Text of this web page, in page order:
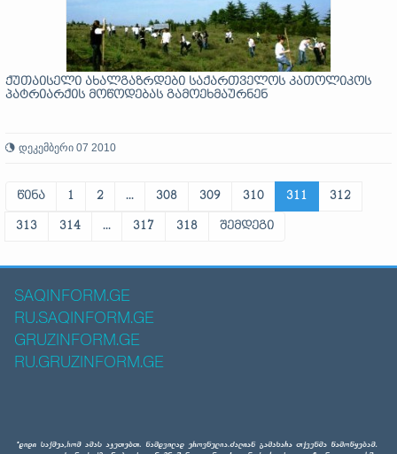
ქუთაისელი ახალგაზრდები საქართველოს კათოლიკოს
პატრიარქის მოწოდებას გამოეხმაურნენ
დეკემბერი 07 2010
წინა 1 2 ... 308 309 310 311 312
313 314 ... 317 318 შემდეგი
SAQINFORM.GE
RU.SAQINFORM.GE
GRUZINFORM.GE
RU.GRUZINFORM.GE